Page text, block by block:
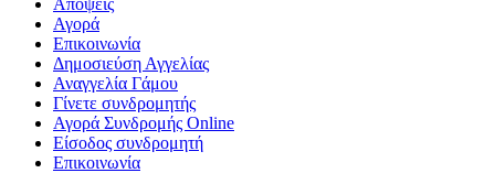
Αγορά
Επικοινωνία
Δημοσιεύση Αγγελίας
Αναγγελία Γάμου
Γίνετε συνδρομητής
Αγορά Συνδρομής Online
Είσοδος συνδρομητή
Επικοινωνία